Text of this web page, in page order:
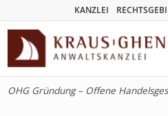
KANZLEI
OHG Gründung – Offene